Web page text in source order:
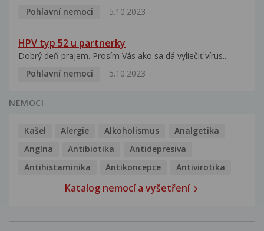
Pohlavní nemoci
5.10.2023
HPV typ 52 u partnerky
Dobrý deň prajem. Prosím Vás ako sa dá vyliečiť vírus...
Pohlavní nemoci
5.10.2023
NEMOCI
Kašel Alergie Alkoholismus
Analgetika
Angína
Antibiotika
Antidepresiva
Antihistaminika
Antikoncepce Antivirotika
Katalog nemocí a vyšetření